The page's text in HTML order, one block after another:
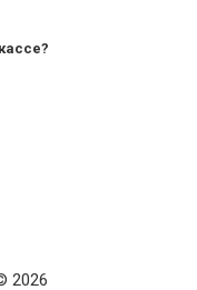
заказа;
пассажира, на
2026